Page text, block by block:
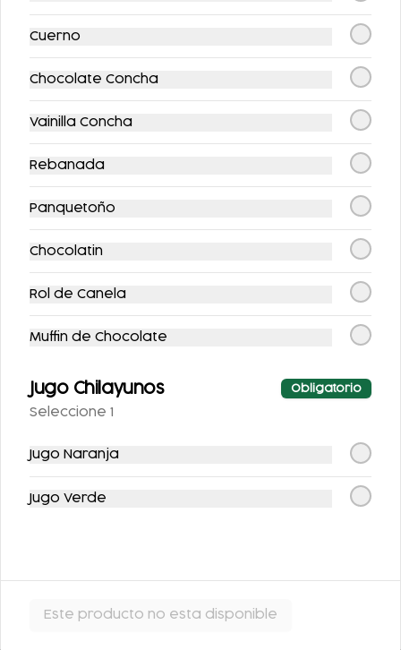
SIDRAL LIGHT 355ML
$25.00
FANTA SIN AZUCAR
Postres
FLAN DE LA ABUELA
$63.00
FLAN NAPOLITANO
ARROZ CON LECHE
Cuerno
Chocolate Concha
Vainilla Concha
Rebanada
Panquetoño
Chocolatin
Rol de Canela
Muffin de Chocolate
Jugo Chilayunos Obligatorio
Seleccione 1
Jugo Naranja
Jugo Verde
Este producto no esta disponible